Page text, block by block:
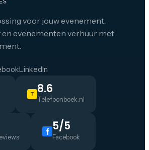
voor jouw evenement.
en evenementen verhuur met
LinkedIn
T 8.6
Telefoonboek.nl
5/5
Facebook